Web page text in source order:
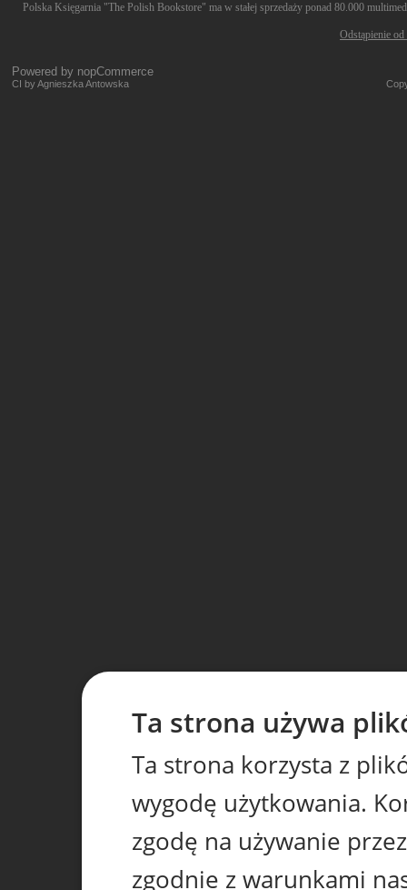
Polska Księgarnia "The Polish Bookstore" ma w stałej sprzedaży ponad 80.000
Odstąpienie
Powered by nopCommerce
CI by Agnieszka Antowska
Ta strona używa
Ta strona korzysta z
wygodę użytkowania.
zgodę na używanie
zgodnie z warunkami